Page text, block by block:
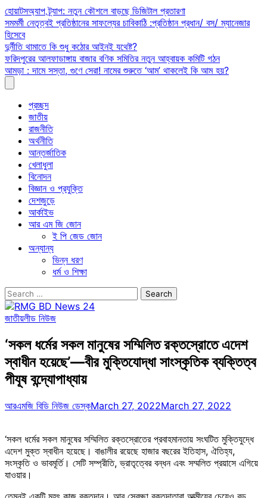
Skip
to
content
হোয়াটসঅ্যাপ ট্র্যাপ: নতুন কৌশলে বাড়ছে ডিজিটাল প্রতারণা
সমমর্মী নেতৃত্বই প্রতিষ্ঠানের সাফল্যের চাবিকাঠি :প্রতিষ্ঠান প্রধান/ বস/ ম্যানেজার
হিসেবে
দুর্নীতি থামাতে কি শুধু কঠোর আইনই যথেষ্ট?
ফরিদপুরের আলফাডাঙ্গায় বাজার বণিক সমিতির নতুন আহ্বায়ক কমিটি গঠন
আমড়া : দামে সস্তা, গুণে সেরা! নামের শুরুতে ‘আম’ থাকলেই কি আম হয়?
প্রচ্ছদ
জাতীয়
রাজনীতি
অর্থনীতি
আন্তর্জাতিক
খেলাধুলা
বিনোদন
বিজ্ঞান ও প্রযুক্তি
দেশজুড়ে
আর্কাইভ
আর এম জি জোন
ই পি জেড জোন
অন্যান্য
ভিন্ন ধরণ
ধর্ম ও শিক্ষা
Search
for:
জাতীয়লীড নিউজ
‘সকল ধর্মের সকল মানুষের সম্মিলিত রক্তস্রোতে এদেশ
স্বাধীন হয়েছে’—বীর মুক্তিযোদ্ধা সাংস্কৃতিক ব্যক্তিত্ব
পীযূষ বন্দ্যোপাধ্যায়
আরএমজি বিডি নিউজ ডেস্কMarch 27, 2022March 27, 2022
‘সকল ধর্মের সকল মানুষের সম্মিলিত রক্তস্রোতের প্রবাহমানতায় সংঘটিত মুক্তিযুদ্ধে
এদেশ মুক্ত স্বাধীন হয়েছে। বাঙালীর রয়েছে হাজার বছরের ইতিহাস, ঐতিহ্য,
সংস্কৃতি ও ভাবমূর্তি। সেটি সম্প্রীতি, ভ্রাতৃত্বের বন্ধন এবং সম্মলিত প্রয়াসে এগিয়ে
যাওয়ার।